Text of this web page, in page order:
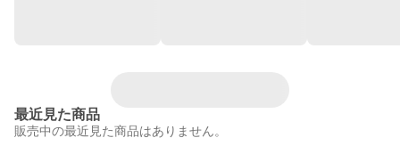
最近見た商品
販売中の最近見た商品はありません。